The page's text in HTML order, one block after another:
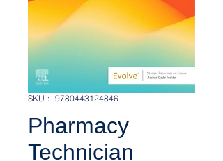
SKU： 9780443124846
Pharmacy
Technician